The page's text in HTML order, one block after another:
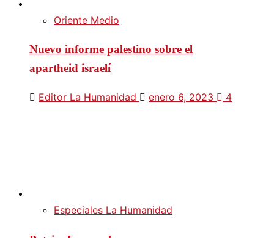
Oriente Medio
Nuevo informe palestino sobre el
apartheid israelí
Editor La Humanidad enero 6, 2023 4
Especiales La Humanidad